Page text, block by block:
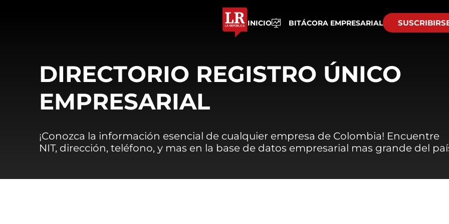
INICIO BITÁCORA EMPRESARIAL
DIRECTORIO REGISTRO ÚNICO
EMPRESARIAL
¡Conozca la información esencial de cualquier empresa de Colombia! Encuentre
NIT, dirección, teléfono, y mas en la base de datos empresarial mas grande del